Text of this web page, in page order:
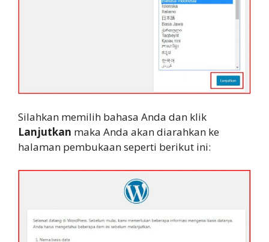
Silahkan memilih bahasa Anda dan klik
Lanjutkan maka Anda akan diarahkan ke
halaman pembukaan seperti berikut ini: